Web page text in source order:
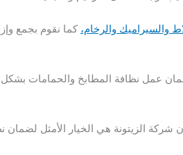
والسيراميك والرخام، كما نقوم بجمع
عمل نظافة المطابخ والحمامات بشكل
الزيتونة هي الخيار الأمثل لضمان